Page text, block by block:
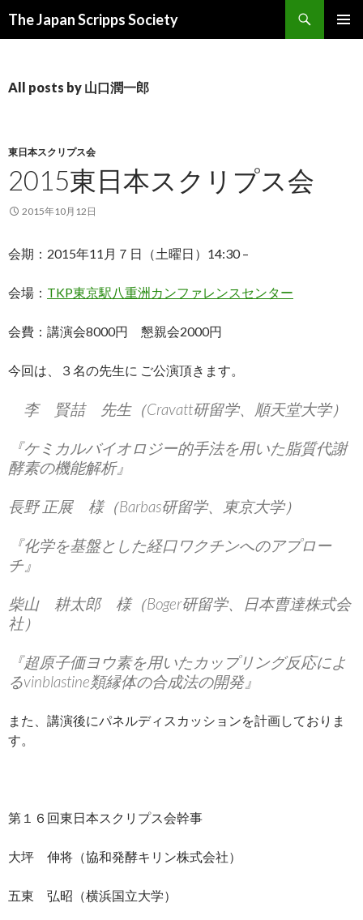
The Japan Scripps Society
All posts by 山口潤一郎
東日本スクリプス会
2015東日本スクリプス会
2015年10月12日
会期：2015年11月７日（土曜日）14:30 –
会場： TKP東京駅八重洲カンファレンスセンター
会費：講演会8000円 懇親会2000円
今回は、３名の先生に ご公演頂きます。
李 賢喆 先生（Cravatt研留学、順天堂大学）
『ケミカルバイオロジー的手法を用いた脂質代謝
酵素の機能解析』
長野 正展 様（Barbas研留学、東京大学）
『化学を基盤とした経口ワクチンへのアプロー
チ』
柴山 耕太郎 様（Boger研留学、日本曹達株式会
社）
『超原子価ヨウ素を用いたカップリング反応によ
るvinblastine類縁体の合成法の開発』
また、講演後にパネルディスカッションを計画しておりま
す。
第１６回東日本スクリプス会幹事
大坪 伸将（協和発酵キリン株式会社）
五東 弘昭（横浜国立大学）